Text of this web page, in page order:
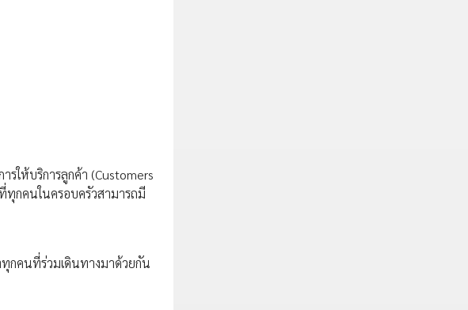
ให้บริการลูกค้า (Customers
ทุกคนในครอบครัวสามารถมี
กคนที่ร่วมเดินทางมาด้วยกัน